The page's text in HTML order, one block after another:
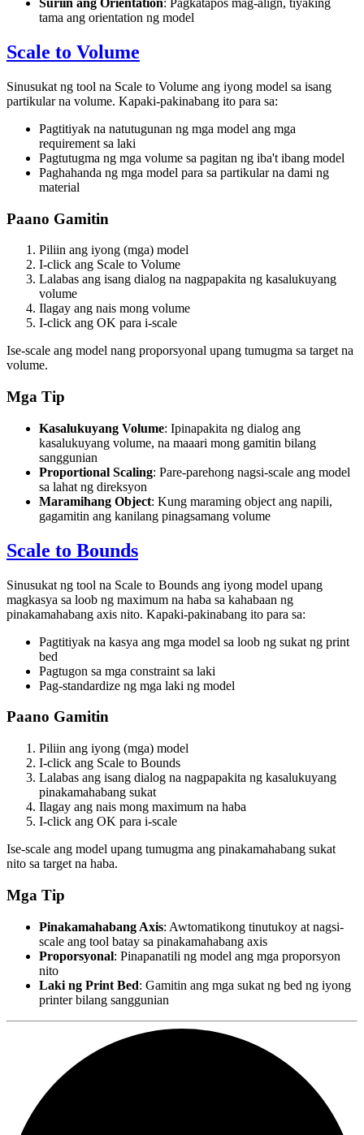
Suriin ang Orientation: Pagkatapos mag-align, tiyaking
tama ang orientation ng model
Scale to Volume
Sinusukat ng tool na Scale to Volume ang iyong model sa isang
partikular na volume. Kapaki-pakinabang ito para sa:
Pagtitiyak na natutugunan ng mga model ang mga
requirement sa laki
Pagtutugma ng mga volume sa pagitan ng iba't ibang model
Paghahanda ng mga model para sa partikular na dami ng
material
Paano Gamitin
Piliin ang iyong (mga) model
I-click ang Scale to Volume
Lalabas ang isang dialog na nagpapakita ng kasalukuyang
volume
Ilagay ang nais mong volume
I-click ang OK para i-scale
Ise-scale ang model nang proporsyonal upang tumugma sa target na
volume.
Mga Tip
Kasalukuyang Volume: Ipinapakita ng dialog ang
kasalukuyang volume, na maaari mong gamitin bilang
sanggunian
Proportional Scaling: Pare-parehong nagsi-scale ang model
sa lahat ng direksyon
Maramihang Object: Kung maraming object ang napili,
gagamitin ang kanilang pinagsamang volume
Scale to Bounds
Sinusukat ng tool na Scale to Bounds ang iyong model upang
magkasya sa loob ng maximum na haba sa kahabaan ng
pinakamahabang axis nito. Kapaki-pakinabang ito para sa:
Pagtitiyak na kasya ang mga model sa loob ng sukat ng print
bed
Pagtugon sa mga constraint sa laki
Pag-standardize ng mga laki ng model
Paano Gamitin
Piliin ang iyong (mga) model
I-click ang Scale to Bounds
Lalabas ang isang dialog na nagpapakita ng kasalukuyang
pinakamahabang sukat
Ilagay ang nais mong maximum na haba
I-click ang OK para i-scale
Ise-scale ang model upang tumugma ang pinakamahabang sukat
nito sa target na haba.
Mga Tip
Pinakamahabang Axis: Awtomatikong tinutukoy at nagsi-
scale ang tool batay sa pinakamahabang axis
Proporsyonal: Pinapanatili ng model ang mga proporsyon
nito
Laki ng Print Bed: Gamitin ang mga sukat ng bed ng iyong
printer bilang sanggunian